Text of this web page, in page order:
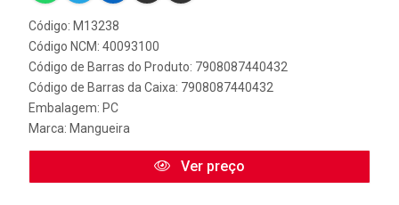
Código: M13238
Código NCM: 40093100
Código de Barras do Produto: 7908087440432
Código de Barras da Caixa: 7908087440432
Embalagem: PC
Marca: Mangueira
Ver preço